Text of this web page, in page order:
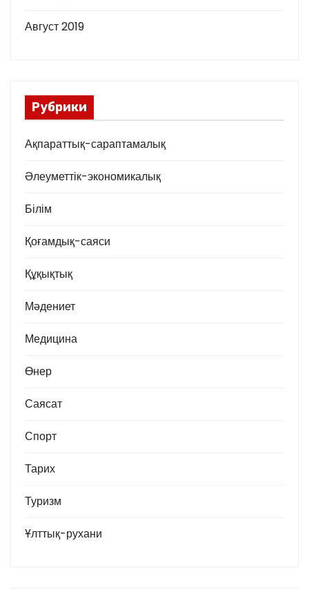
Август 2019
Рубрики
Ақпараттық-сараптамалық
Әлеуметтік-экономикалық
Білім
Қоғамдық-саяси
Құқықтық
Мәдениет
Медицина
Өнер
Саясат
Спорт
Тарих
Туризм
Ұлттық-рухани